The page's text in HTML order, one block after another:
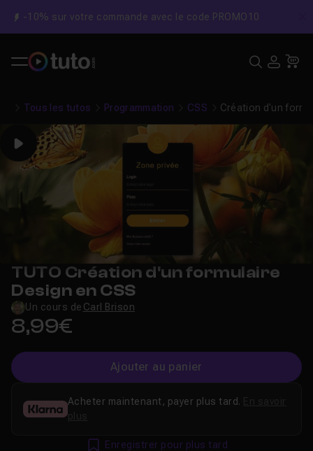
-10% sur votre commande avec le code PROMO10
Tous les tutos Programmation CSS Création d'un
Play
TUTO Création d'un formulaire
Design en CSS
Un cours de Carl Brison
8,99€
Ajouter au panier
Acheter maintenant, payer plus tard.
plus
Enregistrer pour plus tard